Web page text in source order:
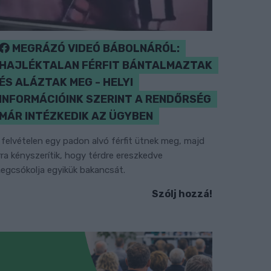
MEGRÁZÓ VIDEÓ BÁBOLNÁRÓL:
HAJLÉKTALAN FÉRFIT BÁNTALMAZTAK
ÉS ALÁZTAK MEG - HELYI
INFORMÁCIÓINK SZERINT A RENDŐRSÉG
MÁR INTÉZKEDIK AZ ÜGYBEN
egy padon alvó férfit ütnek meg, majd
kényszerítik, hogy térdre ereszkedve
egyikük bakancsát.
Szólj hozzá!